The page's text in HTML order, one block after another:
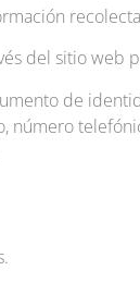
del sitio web
de
número